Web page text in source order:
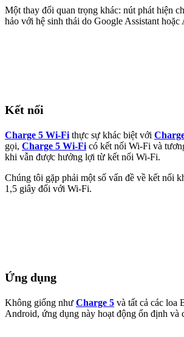
Một thay đổi quan trọng khác: nút phát hiện
hảo với hệ sinh thái do Google Assistant hoặc
Kết nối
Charge 5 Wi-Fi thực sự khác biệt với
gọi, Charge 5 Wi-Fi có kết nối Wi-Fi và
khi vẫn được hưởng lợi từ kết nối Wi-Fi.
Chúng tôi gặp phải một số vấn đề về kết nối
1,5 giây đối với Wi-Fi.
Ứng dụng
Không giống như Charge 5 và tất cả các loa
Android, ứng dụng này hoạt động ổn định và